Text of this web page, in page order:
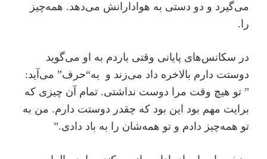
می‌گیرد و دو دستی به هوادارانش می‌دهد. همه‌چیز
را.
در سکانس‌های پایانی وقتی باردم به او می‌گوید
دوستت دارم بالاخره داد می‌زند و به“حرف” می‌آید:
” تو هیچ وقت مرا دوست نداشتی. تمام آن چیزی که
برایت مهم بود این بود که چقدر دوستت دارم. من به
تو همه‌چیز دادم و تو همه‌‌شان را به باد دادی.”